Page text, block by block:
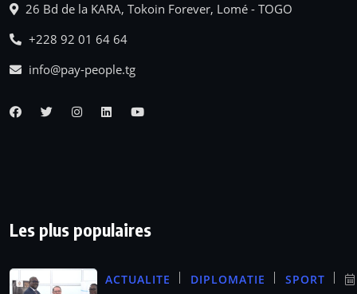
26 Bd de la KARA, Tokoin Forever, Lomé - TOGO
+228 92 01 64 64
info@pay-people.tg
Les plus populaires
ACTUALITE DIPLOMATIE SPORT